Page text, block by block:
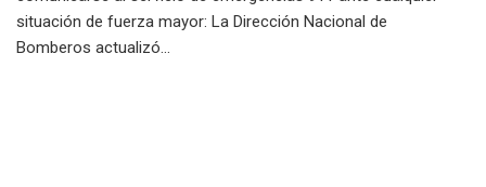
situación de fuerza mayor: La Dirección Nacional de
Bomberos actualizó...